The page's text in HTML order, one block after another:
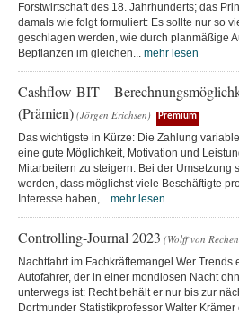
Forstwirtschaft des 18. Jahrhunderts; das
damals wie folgt formuliert: Es sollte nur so
geschlagen werden, wie durch planmäßige
Bepflanzen im gleichen... mehr lesen
Cashflow-BIT –
(Prämien) (Jörgen Erichsen) Premium
Das wichtigste in Kürze: Die Zahlung
eine gute Möglichkeit, Motivation und
Mitarbeitern zu steigern. Bei der Umsetzung
werden, dass möglichst viele Beschäftigte
Interesse haben,... mehr lesen
Controlling-Journal 2023 (Wolff von
Nachtfahrt im Fachkräftemangel Wer
Autofahrer, der in einer mondlosen Nacht
unterwegs ist: Recht behält er nur bis zur
Dortmunder Statistikprofessor Walter